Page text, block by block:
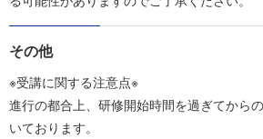
その他
※受講に関する注意点※
進行の都合上、研修開始時間を過ぎてから
いております。